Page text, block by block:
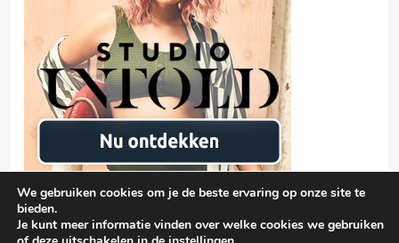
We gebruiken cookies om je de beste ervaring op onze site te
bieden.
Je kunt meer informatie vinden over welke cookies we gebruiken